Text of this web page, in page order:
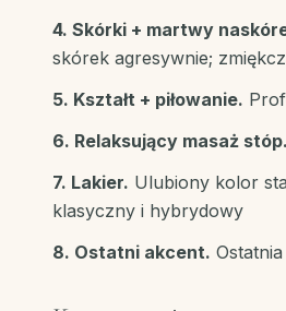
4. Skórki + martwy
skórek agresywnie;
5. Kształt + piłowanie.
6. Relaksujący masaż stóp.
7. Lakier. Ulubiony kolor
klasyczny i hybrydowy
8. Ostatni akcent.